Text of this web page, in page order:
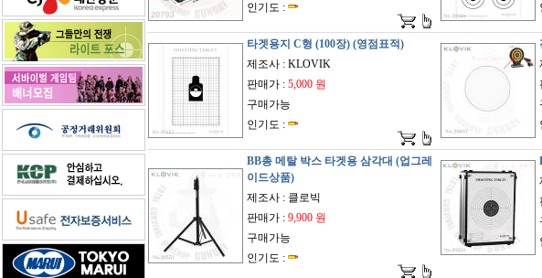
인기도 :
타겟용지 C형 (100장) (영점표적)
제조사 : KLOVIK
판매가 : 5,000 원
구매가능
인기도 :
BB총 메탈 박스 타겟용 삼각대 (업그레
이드상품)
제조사 : 클로빅
판매가 : 9,900 원
구매가능
인기도 :